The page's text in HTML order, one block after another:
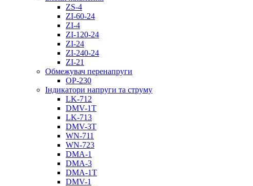
ZS-4
ZI-60-24
ZI-4
ZI-120-24
ZI-24
ZI-240-24
ZI-21
Обмежувач перенапруги
OP-230
Індикатори напруги та струму
LK-712
DMV-1T
LK-713
DMV-3T
WN-711
WN-723
DMA-1
DMA-3
DMA-1T
DMV-1